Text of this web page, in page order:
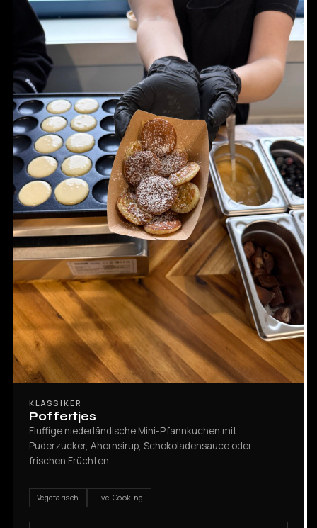
KLASSIKER
Poffertjes
Fluffige niederländische Mini-Pfannkuchen mit
Puderzucker, Ahornsirup, Schokoladensauce oder
frischen Früchten.
Vegetarisch Live-Cooking